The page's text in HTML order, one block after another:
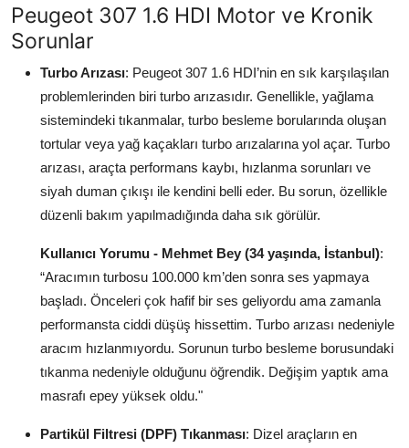
Elektrik & Akü
Aydınlatma & Görüş
Şanzıman & Aktarma
Dizel Sistemler
Multimedya & Elektronik
Peugeot 307 1.6 HDI Motor ve Kronik
Sorunlar
Turbo Arızası: Peugeot 307 1.6 HDI’nin en sık karşılaşılan
problemlerinden biri turbo arızasıdır. Genellikle, yağlama
sistemindeki tıkanmalar, turbo besleme borularında oluşan
tortular veya yağ kaçakları turbo arızalarına yol açar. Turbo
arızası, araçta performans kaybı, hızlanma sorunları ve
siyah duman çıkışı ile kendini belli eder. Bu sorun, özellikle
düzenli bakım yapılmadığında daha sık görülür.
Kullanıcı Yorumu - Mehmet Bey (34 yaşında, İstanbul):
“Aracımın turbosu 100.000 km’den sonra ses yapmaya
başladı. Önceleri çok hafif bir ses geliyordu ama zamanla
performansta ciddi düşüş hissettim. Turbo arızası nedeniyle
aracım hızlanmıyordu. Sorunun turbo besleme borusundaki
tıkanma nedeniyle olduğunu öğrendik. Değişim yaptık ama
masrafı epey yüksek oldu."
Partikül Filtresi (DPF) Tıkanması: Dizel araçların en